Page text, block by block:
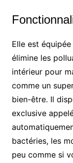
Elle est
élimine les
intérieur pour
comme un
bien-être. Il
exclusive
bactéries, les
peu comme si